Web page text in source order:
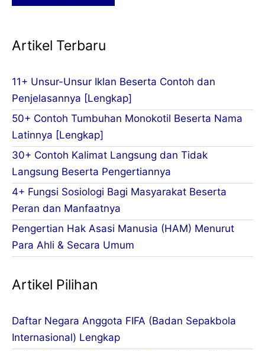
Artikel Terbaru
11+ Unsur-Unsur Iklan Beserta Contoh dan
Penjelasannya [Lengkap]
50+ Contoh Tumbuhan Monokotil Beserta Nama
Latinnya [Lengkap]
30+ Contoh Kalimat Langsung dan Tidak
Langsung Beserta Pengertiannya
4+ Fungsi Sosiologi Bagi Masyarakat Beserta
Peran dan Manfaatnya
Pengertian Hak Asasi Manusia (HAM) Menurut
Para Ahli & Secara Umum
Artikel Pilihan
Daftar Negara Anggota FIFA (Badan Sepakbola
Internasional) Lengkap